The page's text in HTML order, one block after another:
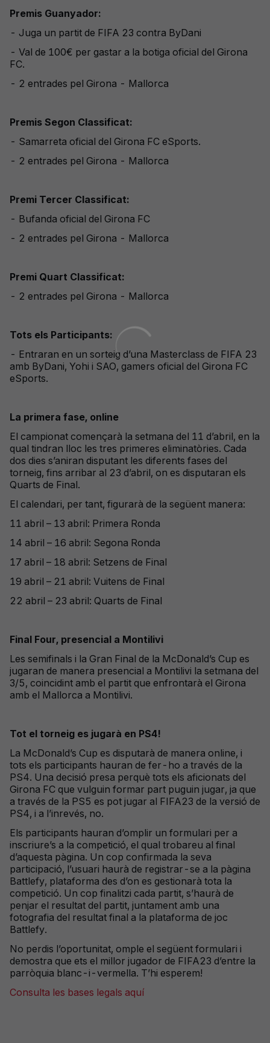
Premis Guanyador:
- Juga un partit de FIFA 23 contra ByDani
- Val de 100€ per gastar a la botiga oficial del Girona
FC.
- 2 entrades pel Girona - Mallorca
Premis Segon Classificat:
- Samarreta oficial del Girona FC eSports.
- 2 entrades pel Girona - Mallorca
Premi Tercer Classificat:
- Bufanda oficial del Girona FC
- 2 entrades pel Girona - Mallorca
Premi Quart Classificat:
- 2 entrades pel Girona - Mallorca
Tots els Participants:
- Entraran en un sorteig d’una Masterclass de FIFA 23
amb ByDani, Yohi i SAO, gamers oficial del Girona FC
eSports.
La primera fase, online
El campionat començarà la setmana del 11 d’abril, en la
qual tindran lloc les tres primeres eliminatòries. Cada
dos dies s’aniran disputant les diferents fases del
torneig, fins arribar al 23 d’abril, on es disputaran els
Quarts de Final.
El calendari, per tant, figurarà de la següent manera:
11 abril – 13 abril: Primera Ronda
14 abril – 16 abril: Segona Ronda
17 abril – 18 abril: Setzens de Final
19 abril – 21 abril: Vuitens de Final
22 abril – 23 abril: Quarts de Final
Final Four, presencial a Montilivi
Les semifinals i la Gran Final de la McDonald’s Cup es
jugaran de manera presencial a Montilivi la setmana del
3/5, coincidint amb el partit que enfrontarà el Girona
amb el Mallorca a Montilivi.
Tot el torneig es jugarà en PS4!
La McDonald’s Cup es disputarà de manera online, i
tots els participants hauran de fer-ho a través de la
PS4. Una decisió presa perquè tots els aficionats del
Girona FC que vulguin formar part puguin jugar, ja que
a través de la PS5 es pot jugar al FIFA23 de la versió de
PS4, i a l’inrevés, no.
Els participants hauran d’omplir un formulari per a
inscriure’s a la competició, el qual trobareu al final
d’aquesta pàgina. Un cop confirmada la seva
participació, l’usuari haurà de registrar-se a la pàgina
Battlefy, plataforma des d’on es gestionarà tota la
competició. Un cop finalitzi cada partit, s’haurà de
penjar el resultat del partit, juntament amb una
fotografia del resultat final a la plataforma de joc
Battlefy.
No perdis l’oportunitat, omple el següent formulari i
demostra que ets el millor jugador de FIFA23 d’entre la
parròquia blanc-i-vermella. T’hi esperem!
Consulta les bases legals aquí